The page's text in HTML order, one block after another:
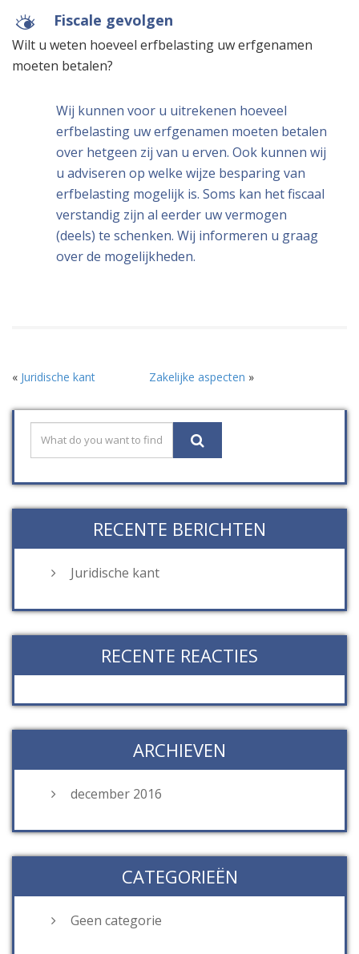
M Fiscale gevolgen
Wilt u weten hoeveel erfbelasting uw erfgenamen
moeten betalen?
Wij kunnen voor u uitrekenen hoeveel
erfbelasting uw erfgenamen moeten betalen
over hetgeen zij van u erven. Ook kunnen wij
u adviseren op welke wijze besparing van
erfbelasting mogelijk is. Soms kan het fiscaal
verstandig zijn al eerder uw vermogen
(deels) te schenken. Wij informeren u graag
over de mogelijkheden.
« Juridische kant Zakelijke aspecten »
RECENTE BERICHTEN
Juridische kant
RECENTE REACTIES
ARCHIEVEN
december 2016
CATEGORIEËN
Geen categorie